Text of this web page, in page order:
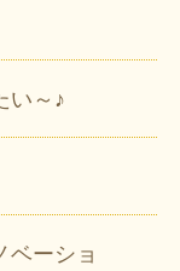
い～♪
ベーショ